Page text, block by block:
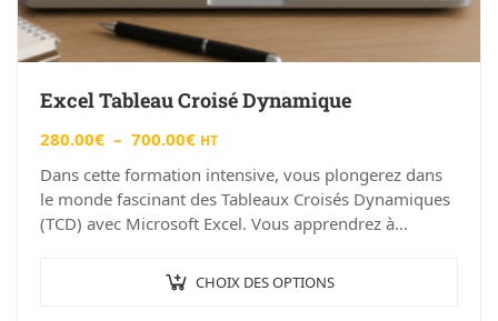
Excel Tableau Croisé Dynamique
280.00€ – 700.00€ HT
Dans cette formation intensive, vous plongerez dans
le monde fascinant des Tableaux Croisés Dynamiques
(TCD) avec Microsoft Excel. Vous apprendrez à
CHOIX DES OPTIONS